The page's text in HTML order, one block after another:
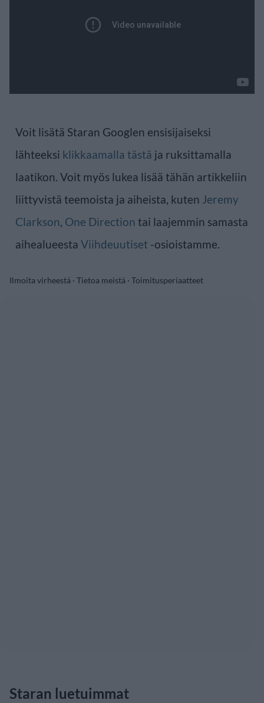
Voit lisätä Staran Googlen ensisijaiseksi
lähteeksi klikkaamalla tästä ja ruksittamalla
laatikon. Voit myös lukea lisää tähän artikkeliin
liittyvistä teemoista ja aiheista, kuten Jeremy
Clarkson, One Direction tai laajemmin samasta
aihealueesta Viihdeuutiset -osioistamme.
Ilmoita virheestä · Tietoa meistä · Toimitusperiaatteet
Staran luetuimmat